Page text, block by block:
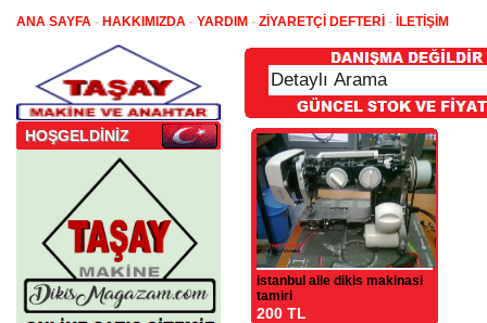
ANA SAYFA - HAKKIMIZDA - YARDIM - ZİYARETÇİ DEFTERİ - İLETİŞİM
HOŞGELDİNİZ
istanbul aile dikis makinasi
tamiri
200 TL